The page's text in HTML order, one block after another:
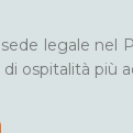
legale nel
ospitalità più